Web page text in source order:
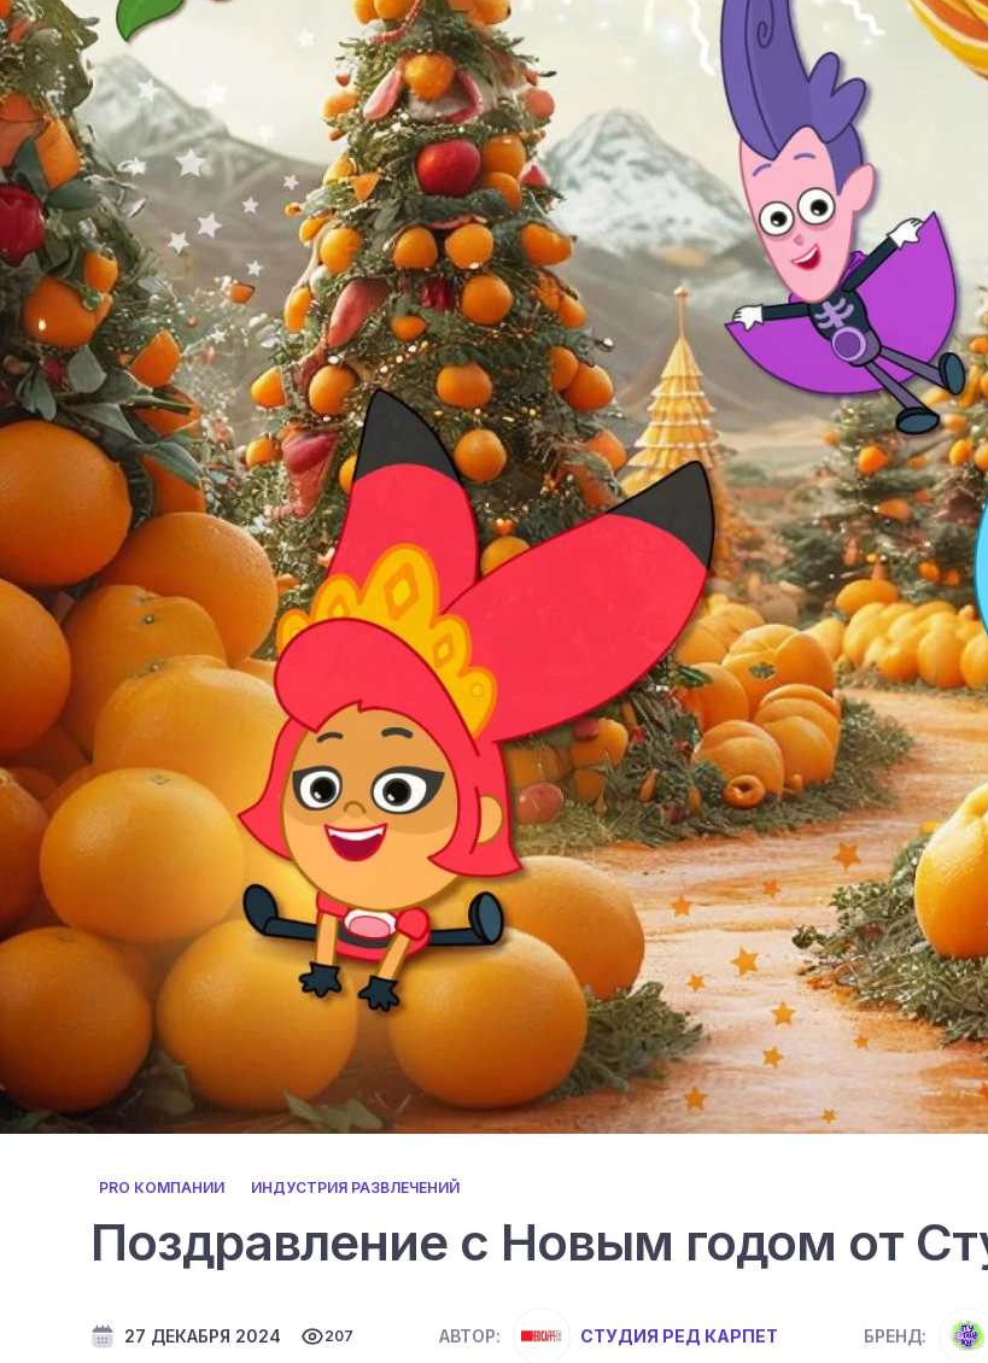
PRO КОМПАНИИ ИНДУСТРИЯ РАЗВЛЕЧЕНИЙ
Поздравление с Новым годом от
27 ДЕКАБРЯ 2024 207 АВТОР: СТУДИЯ РЕД КАРПЕТ БРЕНД: